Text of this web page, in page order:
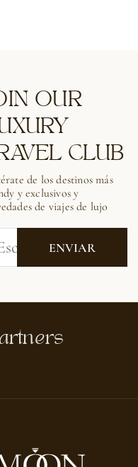
OUR
CLUB
de los destinos más
y exclusivos y
de viajes de lujo